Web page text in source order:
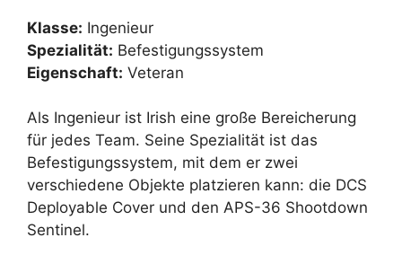
Klasse: Ingenieur
Spezialität: Befestigungssystem
Eigenschaft: Veteran
Als Ingenieur ist Irish eine große Bereicherung
für jedes Team. Seine Spezialität ist das
Befestigungssystem, mit dem er zwei
verschiedene Objekte platzieren kann: die DCS
Deployable Cover und den APS-36 Shootdown
Sentinel.